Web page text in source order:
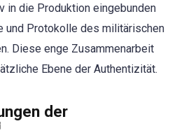
in die Produktion eingebunden
und Protokolle des militärischen
Diese enge Zusammenarbeit
Ebene der Authentizität.
der